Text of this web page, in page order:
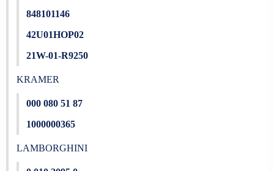
848101146
42U01HOP02
21W-01-R9250
KRAMER
000 080 51 87
1000000365
LAMBORGHINI